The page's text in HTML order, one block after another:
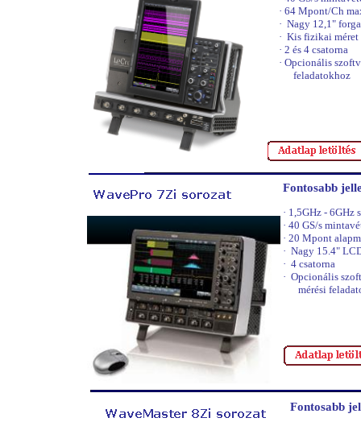
· 64 Mpont/Ch
· Nagy 12,1"
· Kis fizikai méret
· 2 és 4 csatorna
· Opcionális
feladatokhoz
Fontosabb
· 1,5GHz - 6GHz
· 40 GS/s
· 20 Mpont
· Nagy 15.4"
· 4 csatorna
· Opcionális
mérési
Fontosabb